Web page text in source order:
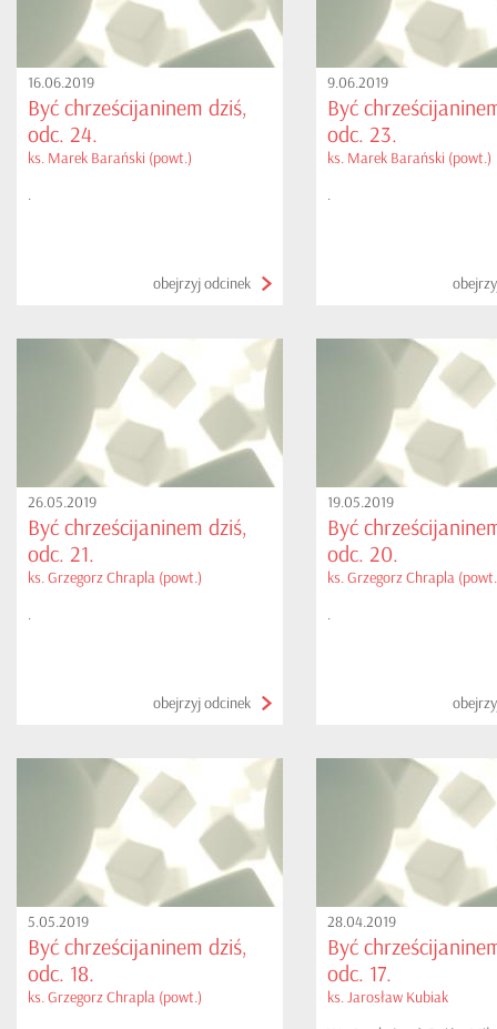
16.06.2019
Być chrześcijaninem dziś,
odc. 24.
ks. Marek Barański (powt.)
.
obejrzyj odcinek
9.06.2019
Być
odc. 23.
ks. Marek Barański (powt.)
.
26.05.2019
Być chrześcijaninem dziś,
odc. 21.
ks. Grzegorz Chrapla (powt.)
.
obejrzyj odcinek
19.05.2019
Być
odc. 20.
ks. Grzegorz Chrapla
.
5.05.2019
Być chrześcijaninem dziś,
odc. 18.
ks. Grzegorz Chrapla (powt.)
28.04.2019
Być
odc. 17.
ks. Jarosław Kubiak